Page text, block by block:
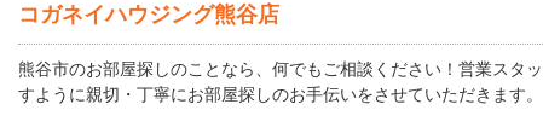
コガネイハウジング熊谷店
熊谷市のお部屋探しのことなら、何でもご相談ください！営業スタ
すように親切・丁寧にお部屋探しのお手伝いをさせていただきます。